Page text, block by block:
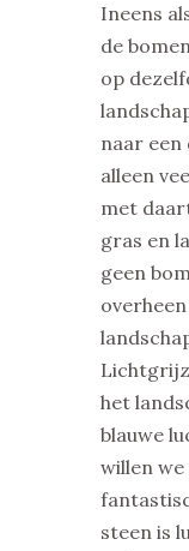
Ineens
de
op
naar
alleen
met
gras en
geen
het
blauwe
willen
steen is